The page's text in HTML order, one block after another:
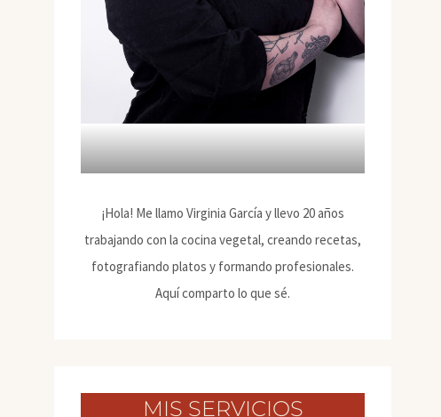
¡Hola! Me llamo Virginia García y llevo 20 años
trabajando con la cocina vegetal, creando recetas,
fotografiando platos y formando profesionales.
Aquí comparto lo que sé.
MIS SERVICIOS